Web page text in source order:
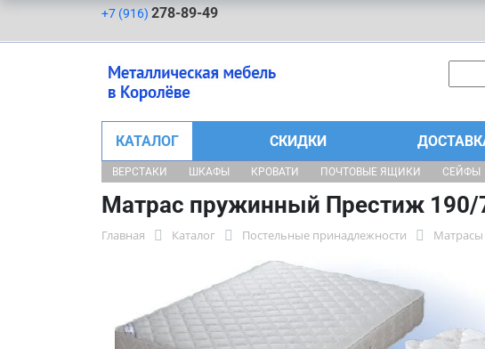
+7 (916) 278-89-49
КАТАЛОГ СКИДКИ
ВЕРСТАКИ ШКАФЫ КРОВАТИ ПОЧТОВЫЕ ЯЩИКИ СЕЙФЫ
Матрас пружинный Престиж 190/
Главная Каталог Постельные принадлежности Матрасы